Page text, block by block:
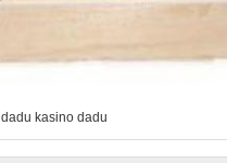
dadu kasino dadu